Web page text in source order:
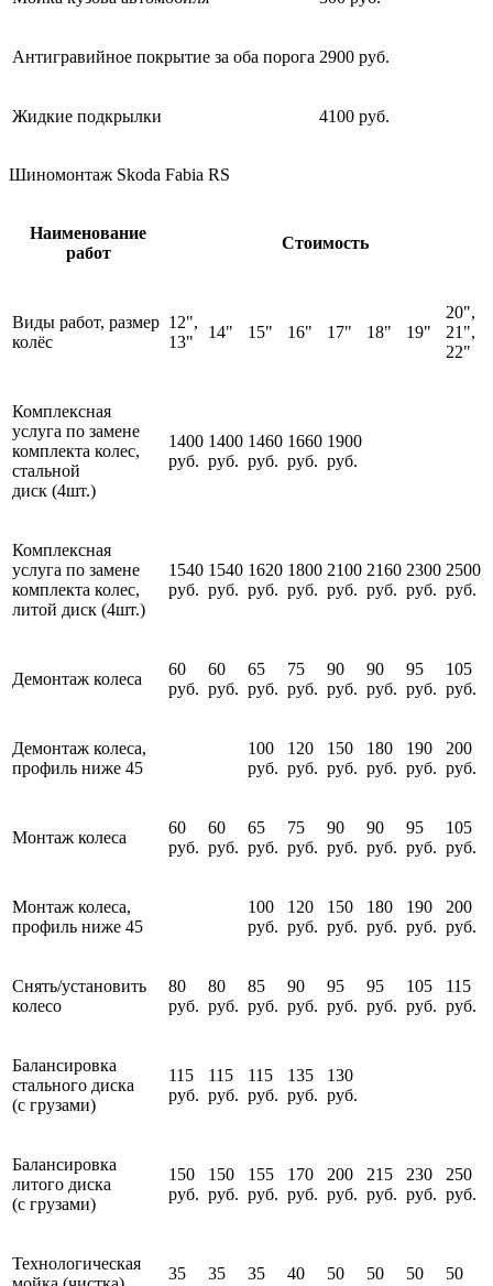
Антигравийное покрытие за оба порога 2900 руб.
Жидкие подкрылки 4100 руб.
Шиномонтаж Skoda Fabia RS
Наименование
работ
Стоимость
Виды работ, размер
колёс
12",
13"
14" 15" 16" 17" 18" 19"
20",
21",
22"
Комплексная
услуга по замене
комплекта колес,
стальной
диск (4шт.)
1400
руб.
1400
руб.
1460
руб.
1660
руб.
1900
руб.
Комплексная
услуга по замене
комплекта колес,
литой диск (4шт.)
1540
руб.
1540
руб.
1620
руб.
1800
руб.
2100
руб.
2160
руб.
2300
руб.
2500
руб.
Демонтаж колеса
60
руб.
60
руб.
65
руб.
75
руб.
90
руб.
90
руб.
95
руб.
105
руб.
Демонтаж колеса,
профиль ниже 45
100
руб.
120
руб.
150
руб.
180
руб.
190
руб.
200
руб.
Монтаж колеса
60
руб.
60
руб.
65
руб.
75
руб.
90
руб.
90
руб.
95
руб.
105
руб.
Монтаж колеса,
профиль ниже 45
100
руб.
120
руб.
150
руб.
180
руб.
190
руб.
200
руб.
Снять/установить
колесо
80
руб.
80
руб.
85
руб.
90
руб.
95
руб.
95
руб.
105
руб.
115
руб.
Балансировка
стального диска
(с грузами)
115
руб.
115
руб.
115
руб.
135
руб.
130
руб.
Балансировка
литого диска
(с грузами)
150
руб.
150
руб.
155
руб.
170
руб.
200
руб.
215
руб.
230
руб.
250
руб.
Технологическая
35
35
35
40
50
50
50
50